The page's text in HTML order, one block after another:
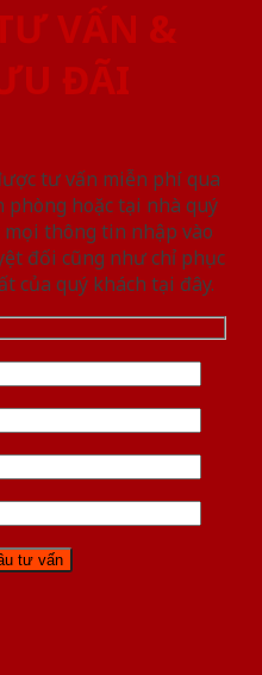
VẤN &
ĐÃI
tư vấn miễn phí qua
hoặc tại nhà quý
mọi thông tin nhập vào
đối cũng như chỉ phục
của quý khách tại đây.